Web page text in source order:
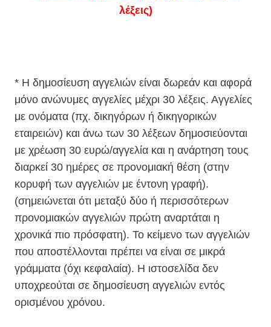
λέξεις)
* H δημοσίευση αγγελιών είναι δωρεάν και αφορά
μόνο ανώνυμες αγγελίες μέχρι 30 λέξεις. Αγγελίες
με ονόματα (πχ. δικηγόρων ή δικηγορικών
εταιρειών) και άνω των 30 λέξεων δημοσιεύονται
με χρέωση 30 ευρώ/αγγελία και η ανάρτηση τους
διαρκεί 30 ημέρες σε προνομιακή θέση (στην
κορυφή των αγγελιών με έντονη γραφή).
(σημειώνεται ότι μεταξύ δύο ή περισσότερων
προνομιακών αγγελιών πρώτη αναρτάται η
χρονικά πιο πρόσφατη). Το κείμενο των αγγελιών
που αποστέλλονται πρέπει να είναι σε μικρά
γράμματα (όχι κεφαλαία). Η ιστοσελίδα δεν
υποχρεούται σε δημοσίευση αγγελιών εντός
ορισμένου χρόνου.